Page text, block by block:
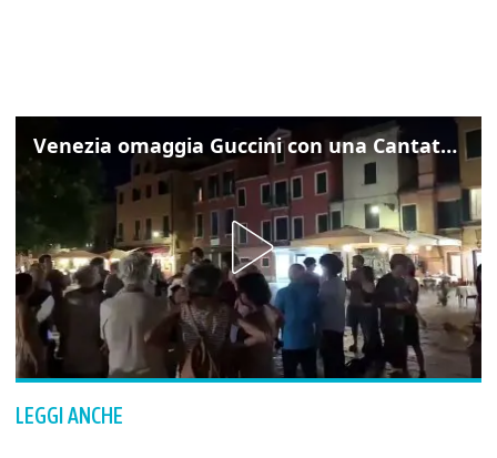
Venezia omaggia Guccini con una Cantata Anarchica in campo Santa Margherita
LEGGI ANCHE